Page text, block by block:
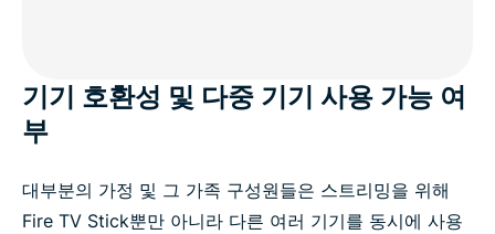
기기 호환성 및 다중 기기 사용 가능 여
부
대부분의 가정 및 그 가족 구성원들은 스트리밍을 위해
Fire TV Stick뿐만 아니라 다른 여러 기기를 동시에 사용